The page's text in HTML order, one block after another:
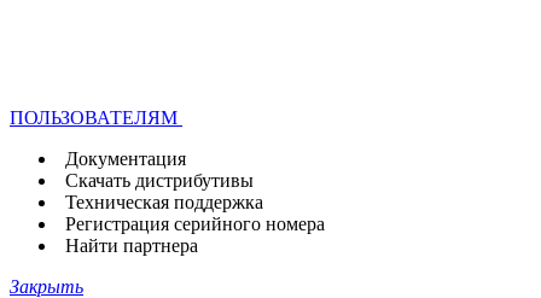
ПОЛЬЗОВАТЕЛЯМ
Документация
Скачать дистрибутивы
Техническая поддержка
Регистрация серийного номера
Найти партнера
Закрыть